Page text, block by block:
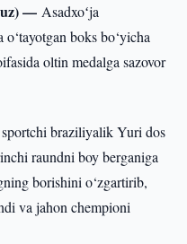
—Asadxoʻja
boks bo‘yicha
oltin medalga sazovor
braziliyalik Yuri dos
raundni boy berganiga
borishini o‘zgartirib,
va jahon chempioni